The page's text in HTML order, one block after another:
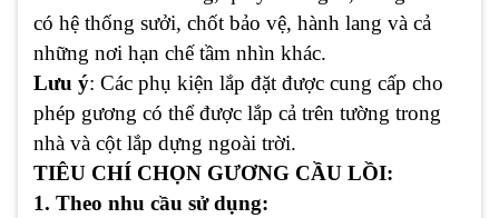
có hệ thống sưởi, chốt bảo vệ, hành lang và cả
những nơi hạn chế tầm nhìn khác.
Lưu ý: Các phụ kiện lắp đặt được cung cấp cho
phép gương có thể được lắp cả trên tường trong
nhà và cột lắp dựng ngoài trời.
TIÊU CHÍ CHỌN GƯƠNG CẦU LỒI:
1. Theo nhu cầu sử dụng: